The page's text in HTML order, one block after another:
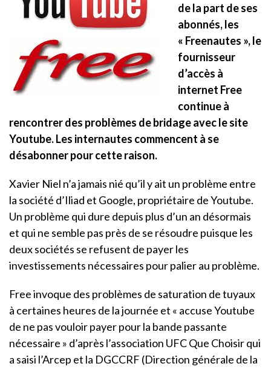
de la part de ses
abonnés, les
« Freenautes », le
fournisseur
d’accès à
internet Free
continue à
rencontrer des problèmes de bridage avec le site
Youtube. Les internautes commencent à se
désabonner pour cette raison.
Xavier Niel n’a jamais nié qu’il y ait un problème entre
la société d’Iliad et Google, propriétaire de Youtube.
Un problème qui dure depuis plus d’un an désormais
et qui ne semble pas près de se résoudre puisque les
deux sociétés se refusent de payer les
investissements nécessaires pour palier au problème.
Free invoque des problèmes de saturation de tuyaux
à certaines heures de la journée et « accuse Youtube
de ne pas vouloir payer pour la bande passante
nécessaire » d’après l’association UFC Que Choisir qui
a saisi l’Arcep et la DGCCRF (Direction générale de la